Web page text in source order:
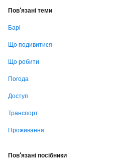
Пов'язані теми
Барі
Що подивитися
Що робити
Погода
Доступ
Транспорт
Проживання
Пов'язані посібники